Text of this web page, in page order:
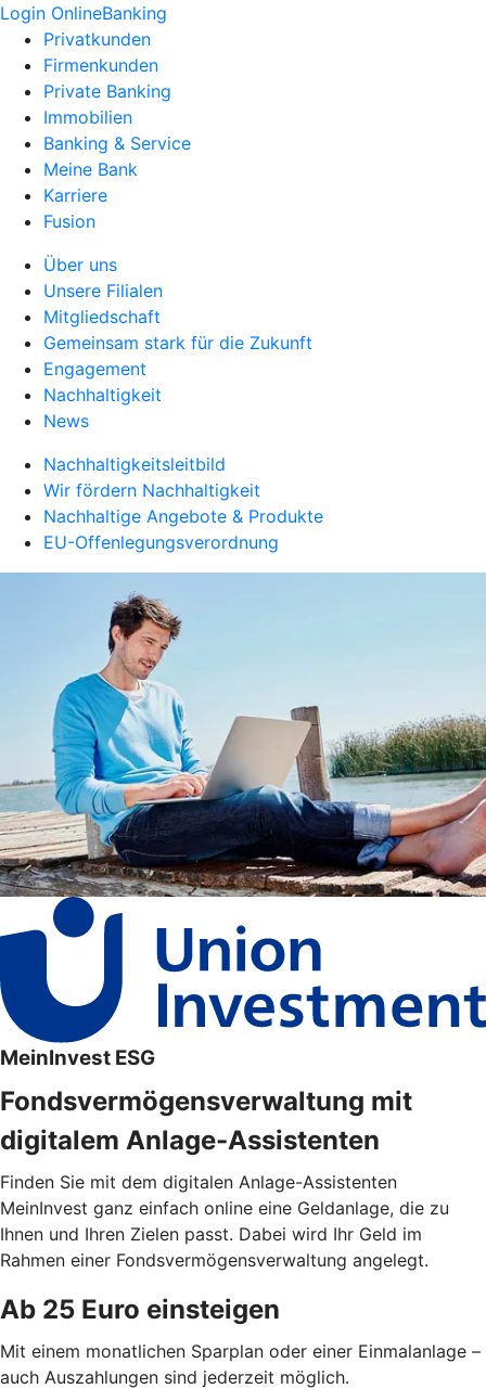
Login OnlineBanking
Privatkunden
Firmenkunden
Private Banking
Immobilien
Banking & Service
Meine Bank
Karriere
Fusion
Über uns
Unsere Filialen
Mitgliedschaft
Gemeinsam stark für die Zukunft
Engagement
Nachhaltigkeit
News
Nachhaltigkeitsleitbild
Wir fördern Nachhaltigkeit
Nachhaltige Angebote & Produkte
EU-Offenlegungsverordnung
MeinInvest ESG
Fondsvermögensverwaltung mit
digitalem Anlage-Assistenten
Finden Sie mit dem digitalen Anlage-Assistenten
MeinInvest ganz einfach online eine Geldanlage, die zu
Ihnen und Ihren Zielen passt. Dabei wird Ihr Geld im
Rahmen einer Fondsvermögensverwaltung angelegt.
Ab 25 Euro einsteigen
Mit einem monatlichen Sparplan oder einer Einmalanlage –
auch Auszahlungen sind jederzeit möglich.